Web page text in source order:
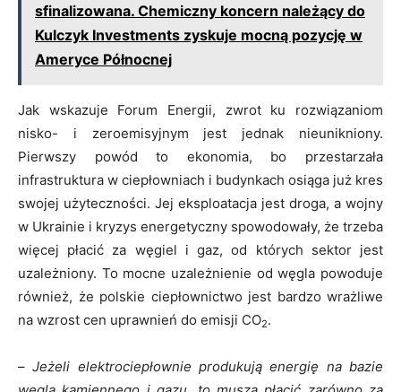
sfinalizowana. Chemiczny koncern należący do
Kulczyk Investments zyskuje mocną pozycję w
Ameryce Północnej
Jak wskazuje Forum Energii, zwrot ku rozwiązaniom
nisko- i zeroemisyjnym jest jednak nieunikniony.
Pierwszy powód to ekonomia, bo przestarzała
infrastruktura w ciepłowniach i budynkach osiąga już kres
swojej użyteczności. Jej eksploatacja jest droga, a wojny
w Ukrainie i kryzys energetyczny spowodowały, że trzeba
więcej płacić za węgiel i gaz, od których sektor jest
uzależniony. To mocne uzależnienie od węgla powoduje
również, że polskie ciepłownictwo jest bardzo wrażliwe
na wzrost cen uprawnień do emisji CO2.
– Jeżeli elektrociepłownie produkują energię na bazie